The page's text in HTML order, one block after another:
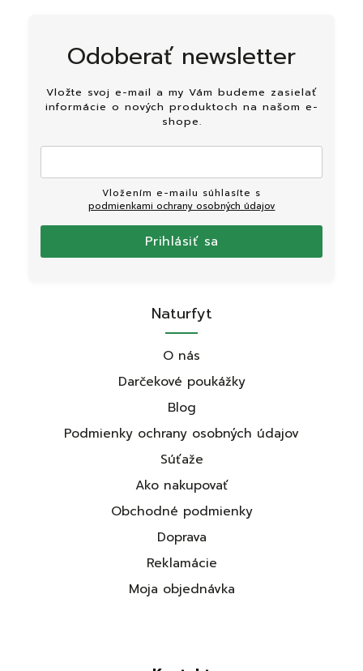
Odoberať newsletter
Vložte svoj e-mail a my Vám budeme zasielať
informácie o nových produktoch na našom e-
shope.
podmienkami ochrany osobných údajov
Prihlásiť sa
Naturfyt
O nás
Darčekové poukážky
Blog
Podmienky ochrany osobných údajov
Súťaže
Ako nakupovať
Obchodné podmienky
Doprava
Reklamácie
Moja objednávka